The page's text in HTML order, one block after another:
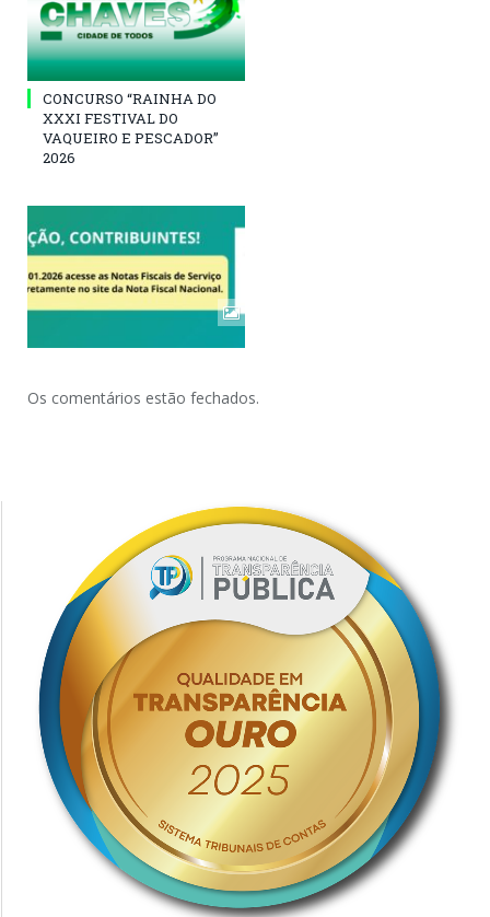
CONCURSO “RAINHA DO
XXXI FESTIVAL DO
VAQUEIRO E PESCADOR”
2026
Os comentários estão fechados.